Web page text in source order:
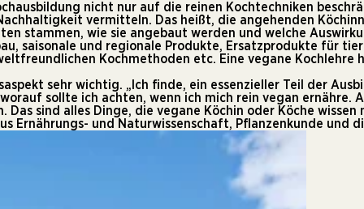
nicht nur auf die reinen Kochtechniken
vermitteln. Das heißt, die angehenden
stammen, wie sie angebaut werden und welche
saisonale und regionale Produkte, Ersatzprodukte für
Kochmethoden etc. Eine vegane
sehr wichtig. „Ich finde, ein essenzieller Teil der
sollte ich achten, wenn ich mich rein vegan ernähre.
sind alles Dinge, die vegane Köchin oder Köche wissen
Ernährungs- und Naturwissenschaft, Pflanzenkunde und